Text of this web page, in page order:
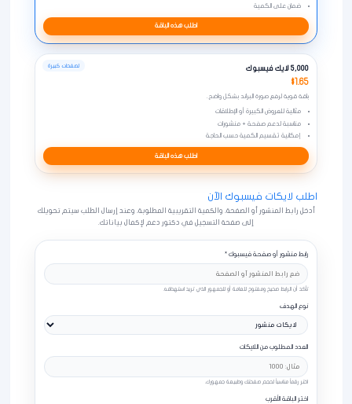
ضمان على الكمية
اطلب هذه الباقة
لصفحات كبيرة 5,000 لايك فيسبوك
$1.65
باقة قوية لرفع صورة البراند بشكل واضح.
مثالية للعروض الكبيرة أو الإطلاقات
مناسبة لدعم صفحة + منشورات
إمكانية تقسيم الكمية حسب الحاجة
اطلب هذه الباقة
اطلب لايكات فيسبوك الآن
أدخل رابط المنشور أو الصفحة، والكمية التقريبية المطلوبة، وعند إرسال الطلب سيتم تحويلك
إلى صفحة التسجيل في دكتور دعم لإكمال بياناتك.
رابط منشور أو صفحة فيسبوك *
تأكد أن الرابط صحيح ومفتوح للعامة أو للجمهور الذي تريد استهدافه.
نوع الهدف
العدد المطلوب من اللايكات
اختر رقماً مناسباً لحجم صفحتك وطبيعة جمهورك.
اختر الباقة الأقرب